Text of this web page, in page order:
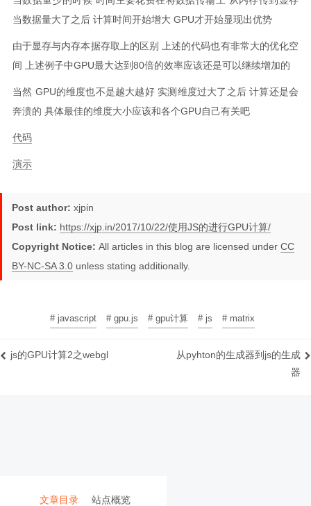
当数据量大了之后 计算时间开始增大 GPU才开始显现出优势
由于显存与内存本据存取上的区别 上述的代码也有非常大的优化空
间 上述例子中GPU最大达到80倍的效率应该还是可以继续增加的
当然 GPU的维度也不是越大越好 实测维度过大了之后 计算还是会
奔溃的 具体最佳的维度大小应该和各个GPU自己有关吧
代码
演示
Post author: xjpin
Post link: https://xjp.in/2017/10/22/使用JS的进行GPU计算/
Copyright Notice: All articles in this blog are licensed under CC
BY-NC-SA 3.0 unless stating additionally.
# javascript # gpu.js # gpu计算 # js # matrix
js的GPU计算2之webgl
从pyhton的生成器到js的生成
器
文章目录 站点概览